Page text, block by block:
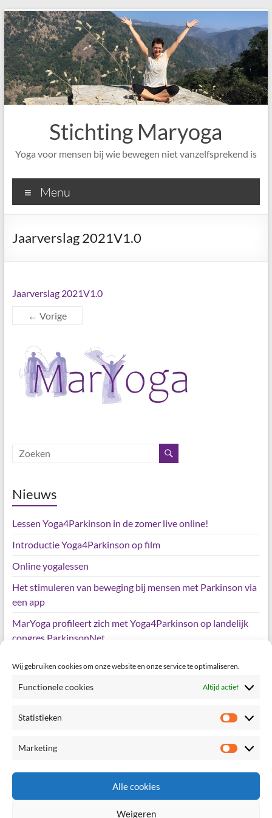
Wij gebruiken cookies om onze website en onze service te optimaliseren.
Functionele cookies Altijd actief
Statistieken
Marketing
Alle cookies
Weigeren
Ga
naar
de
inhoud
Stichting Maryoga
Yoga voor mensen bij wie bewegen niet vanzelfsprekend is
Menu
Jaarverslag 2021V1.0
Jaarverslag 2021V1.0
← Vorige
Nieuws
Lessen Yoga4Parkinson in de zomer live online!
Introductie Yoga4Parkinson op film
Online yogalessen
Het stimuleren van beweging bij mensen met Parkinson via
een app
MarYoga profileert zich met Yoga4Parkinson op landelijk
congres ParkinsonNet
Reacties feed
WordPress.org